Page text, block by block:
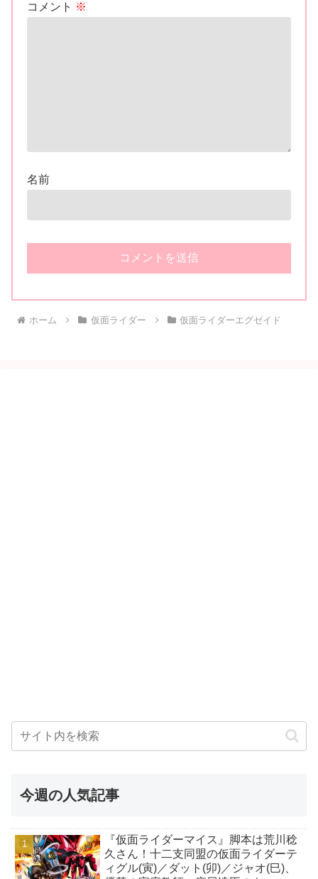
コメント ※
名前
ホーム 仮面ライダー 仮面ライダーエグゼイド
今週の人気記事
『仮面ライダーマイス』脚本は荒川稔
久さん！十二支同盟の仮面ライダーテ
ィグル(寅)／ダット(卯)／ジャオ(巳)、